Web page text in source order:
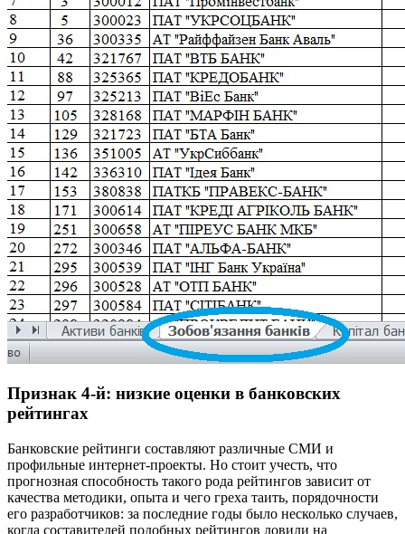
Признак 4-й: низкие оценки в банковских
рейтингах
Банковские рейтинги составляют различные СМИ и
профильные интернет-проекты. Но стоит учесть, что
прогнозная способность такого рода рейтингов зависит от
качества методики, опыта и чего греха таить, порядочности
его разработчиков: за последние годы было несколько случаев,
когда составителей подобных рейтингов ловили на